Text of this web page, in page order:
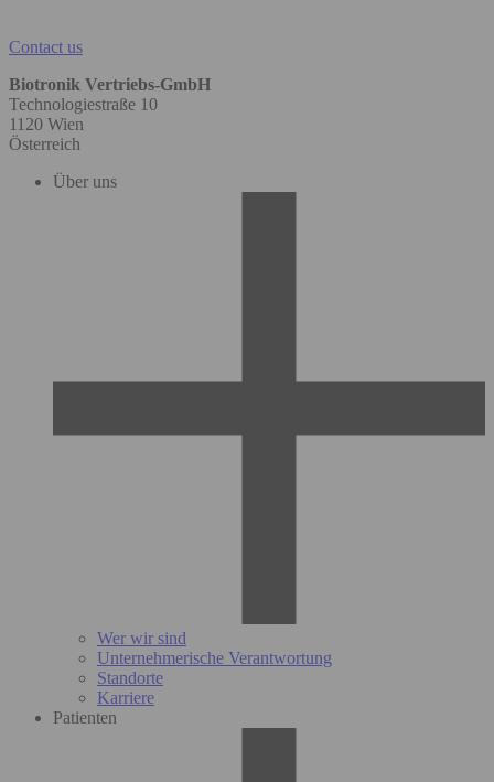
Contact us
Biotronik Vertriebs-GmbH
Technologiestraße 10
1120 Wien
Österreich
Über uns
Wer wir sind
Unternehmerische Verantwortung
Standorte
Karriere
Patienten